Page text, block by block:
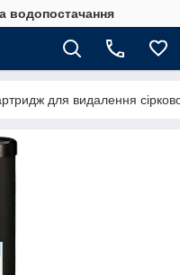
водопостачання
для видалення